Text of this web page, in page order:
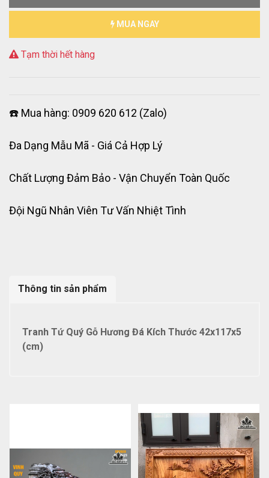
MUA NGAY
Tạm thời hết hàng
☎️ Mua hàng: 0909 620 612 (Zalo)
Đa Dạng Mẫu Mã - Giá Cả Hợp Lý
Chất Lượng Đảm Bảo - Vận Chuyển Toàn Quốc
Đội Ngũ Nhân Viên Tư Vấn Nhiệt Tình
Thông tin sản phẩm
Tranh Tứ Quý Gỗ Hương Đá Kích Thước 42x117x5
(cm)